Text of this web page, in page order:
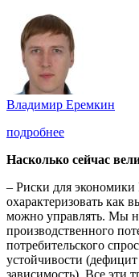
Владимир Еремкин
подробнее
Насколько сейчас
– Риски для
охарактеризовать как
можно управлять. Мы
производственного
потребительского
устойчивости
зависимость). Все эти